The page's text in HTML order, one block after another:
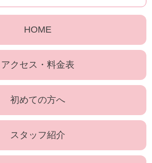
HOME
アクセス・料金表
初めての方へ
スタッフ紹介